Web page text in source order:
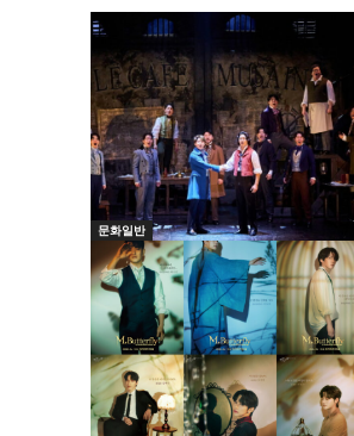
스토어
멤버십 소개
스토어
멤버십 소개
문화일반